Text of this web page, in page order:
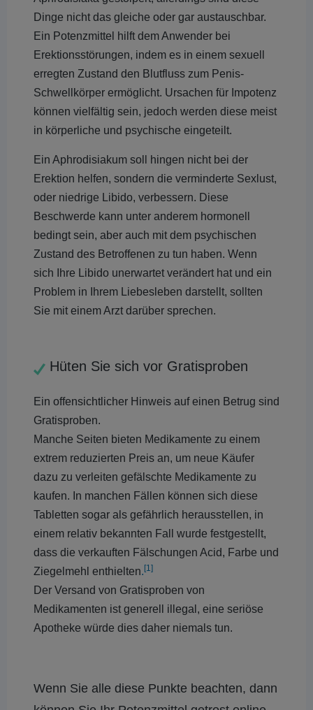
Dinge nicht das gleiche oder gar austauschbar.
Ein Potenzmittel hilft dem Anwender bei
Erektionsstörungen, indem es in einem sexuell
erregten Zustand den Blutfluss zum Penis-
Schwellkörper ermöglicht. Ursachen für Impotenz
können vielfältig sein, jedoch werden diese meist
in körperliche und psychische eingeteilt.
Ein Aphrodisiakum soll hingen nicht bei der
Erektion helfen, sondern die verminderte Sexlust,
oder niedrige Libido, verbessern. Diese
Beschwerde kann unter anderem hormonell
bedingt sein, aber auch mit dem psychischen
Zustand des Betroffenen zu tun haben. Wenn
sich Ihre Libido unerwartet verändert hat und ein
Problem in Ihrem Liebesleben darstellt, sollten
Sie mit einem Arzt darüber sprechen.
Hüten Sie sich vor Gratisproben
Ein offensichtlicher Hinweis auf einen Betrug sind
Gratisproben.
Manche Seiten bieten Medikamente zu einem
extrem reduzierten Preis an, um neue Käufer
dazu zu verleiten gefälschte Medikamente zu
kaufen. In manchen Fällen können sich diese
Tabletten sogar als gefährlich herausstellen, in
einem relativ bekannten Fall wurde festgestellt,
dass die verkauften Fälschungen Acid, Farbe und
Ziegelmehl enthielten. [1]
Der Versand von Gratisproben von
Medikamenten ist generell illegal, eine seriöse
Apotheke würde dies daher niemals tun.
Wenn Sie alle diese Punkte beachten, dann